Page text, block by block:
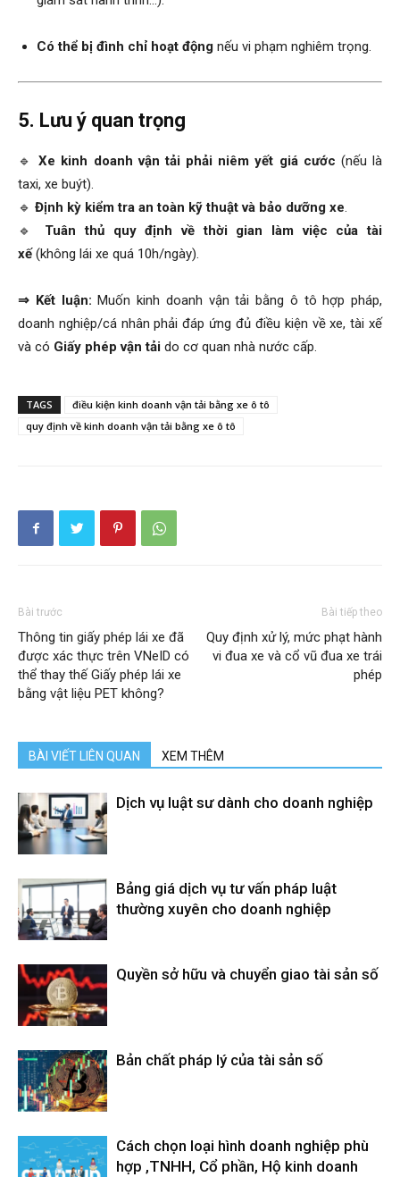
Có thể bị đình chỉ hoạt động nếu vi phạm nghiêm trọng.
5. Lưu ý quan trọng
🔹Xe kinh doanh vận tải phải niêm yết giá cước (nếu là
taxi, xe buýt).
🔹 Định kỳ kiểm tra an toàn kỹ thuật và bảo dưỡng xe.
🔹 Tuân thủ quy định về thời gian làm việc của tài
xế(không lái xe quá 10h/ngày).
⇒ Kết luận: Muốn kinh doanh vận tải bằng ô tô hợp pháp,
doanh nghiệp/cá nhân phải đáp ứng đủ điều kiện về xe, tài xế
và có Giấy phép vận tải do cơ quan nhà nước cấp.
TAGS
điều kiện kinh doanh vận tải bằng xe ô tô
quy định về kinh doanh vận tải bằng xe ô tô
Bài trước
Thông tin giấy phép lái xe đã
được xác thực trên VNeID có
thể thay thế Giấy phép lái xe
bằng vật liệu PET không?
Bài tiếp theo
Quy định xử lý, mức phạt hành
vi đua xe và cổ vũ đua xe trái
phép
BÀI VIẾT LIÊN QUAN XEM THÊM
Dịch vụ luật sư dành cho doanh nghiệp
Bảng giá dịch vụ tư vấn pháp luật
thường xuyên cho doanh nghiệp
Quyền sở hữu và chuyển giao tài sản số
Bản chất pháp lý của tài sản số
Cách chọn loại hình doanh nghiệp phù
hợp ,TNHH, Cổ phần, Hộ kinh doanh